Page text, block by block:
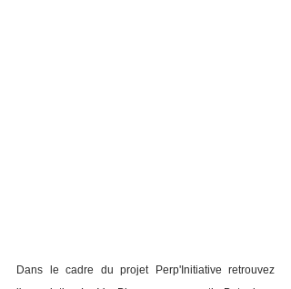
Dans le cadre du projet Perp'Initiative retrouvez